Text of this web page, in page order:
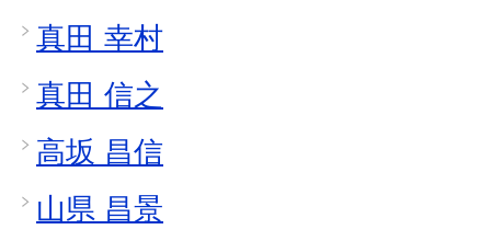
真田 幸村
真田 信之
高坂 昌信
山県 昌景